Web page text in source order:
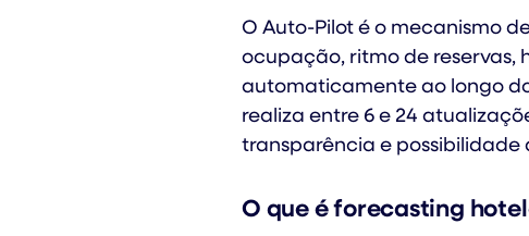
O Auto-Pilot é o mecanismo
ocupação, ritmo de
automaticamente ao longo
realiza entre 6 e 24
transparência e possibilidade
O que é forecasting